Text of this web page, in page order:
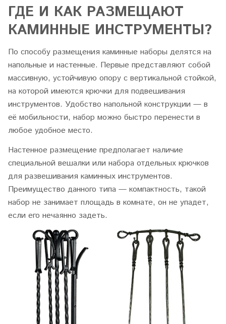
ГДЕ И КАК РАЗМЕЩАЮТ
КАМИННЫЕ ИНСТРУМЕНТЫ?
По способу размещения каминные наборы делятся на
напольные и настенные. Первые представляют собой
массивную, устойчивую опору с вертикальной стойкой,
на которой имеются крючки для подвешивания
инструментов. Удобство напольной конструкции — в
её мобильности, набор можно быстро перенести в
любое удобное место.
Настенное размещение предполагает наличие
специальной вешалки или набора отдельных крючков
для развешивания каминных инструментов.
Преимущество данного типа — компактность, такой
набор не занимает площадь в комнате, он не упадет,
если его нечаянно задеть.